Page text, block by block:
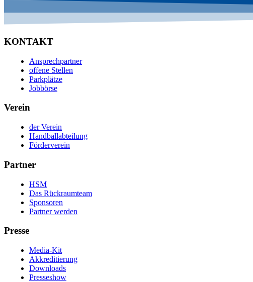
KONTAKT
Ansprechpartner
offene Stellen
Parkplätze
Jobbörse
Verein
der Verein
Handballabteilung
Förderverein
Partner
HSM
Das Rückraumteam
Sponsoren
Partner werden
Presse
Media-Kit
Akkreditierung
Downloads
Presseshow